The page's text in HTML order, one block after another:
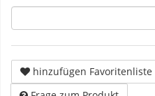
hinzufügen Favoritenliste